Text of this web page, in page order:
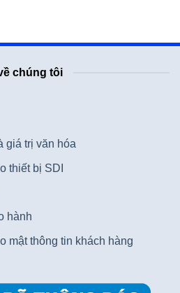
chúng tôi
giá trị văn hóa
thiết bị SDI
hành
mật thông tin khách hàng